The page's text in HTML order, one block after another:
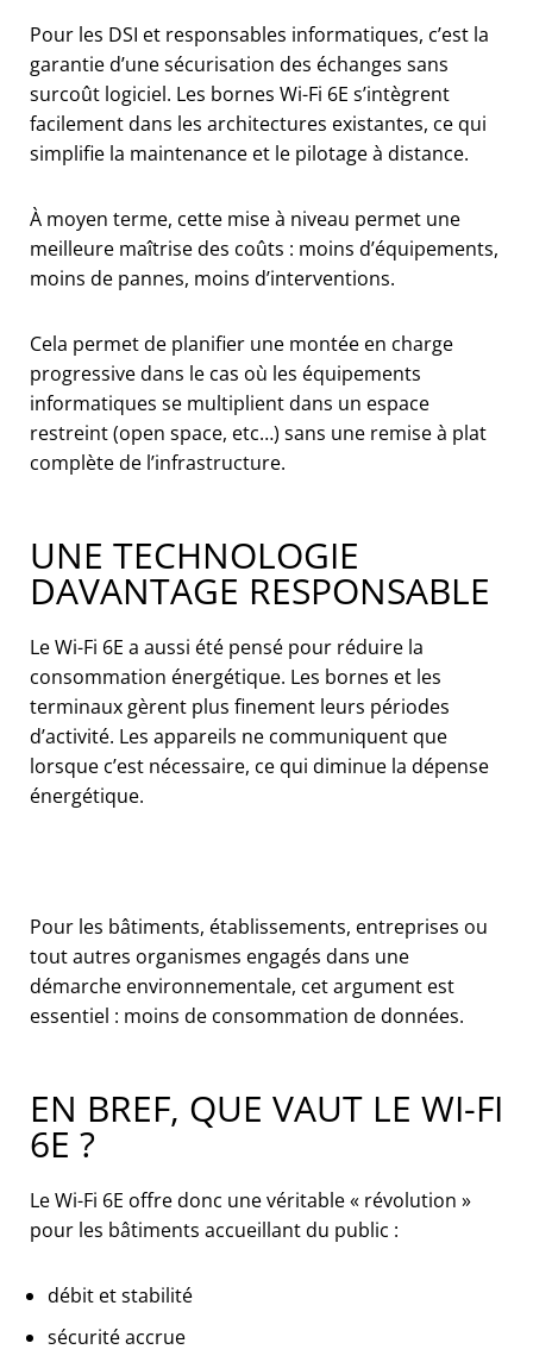
Pour les DSI et responsables informatiques, c’est la
garantie d’une sécurisation des échanges sans
surcoût logiciel. Les bornes Wi-Fi 6E s’intègrent
facilement dans les architectures existantes, ce qui
simplifie la maintenance et le pilotage à distance.
À moyen terme, cette mise à niveau permet une
meilleure maîtrise des coûts : moins d’équipements,
moins de pannes, moins d’interventions.
Cela permet de planifier une montée en charge
progressive dans le cas où les équipements
informatiques se multiplient dans un espace
restreint (open space, etc…) sans une remise à plat
complète de l’infrastructure.
UNE TECHNOLOGIE
DAVANTAGE RESPONSABLE
Le Wi-Fi 6E a aussi été pensé pour réduire la
consommation énergétique. Les bornes et les
terminaux gèrent plus finement leurs périodes
d’activité. Les appareils ne communiquent que
lorsque c’est nécessaire, ce qui diminue la dépense
énergétique.
Pour les bâtiments, établissements, entreprises ou
tout autres organismes engagés dans une
démarche environnementale, cet argument est
essentiel : moins de consommation de données.
EN BREF, QUE VAUT LE WI-FI
6E ?
Le Wi-Fi 6E offre donc une véritable « révolution »
pour les bâtiments accueillant du public :
débit et stabilité
sécurité accrue